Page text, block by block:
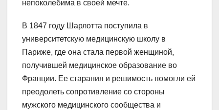
непоколебима в своей мечте.
В 1847 году Шарлотта поступила в
университетскую медицинскую школу в
Париже, где она стала первой женщиной,
получившей медицинское образование во
Франции. Ее старания и решимость помогли ей
преодолеть сопротивление со стороны
мужского медицинского сообщества и